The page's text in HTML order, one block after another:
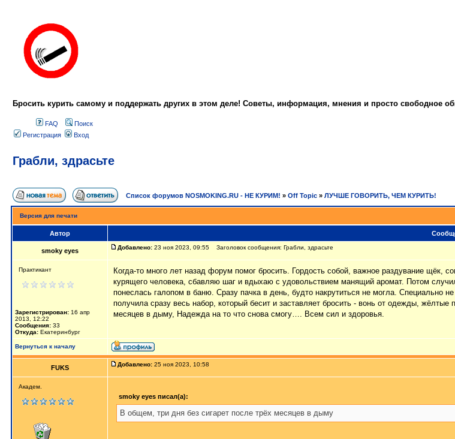
Бросить курить самому и поддержать других в этом деле! Советы, информация, мнения и просто свободное
FAQ
Поиск
Регистрация
Вход
Грабли, здрасьте
Список форумов NOSMOKING.RU - НЕ КУРИМ! » Off Topic » ЛУЧШЕ ГОВОРИТЬ, ЧЕМ КУРИТЬ!
Версия для печати
Автор
smoky eyes Добавлено: 23 ноя 2023, 09:55 Заголовок сообщения: Грабли, здрасьте
Практикант
Зарегистрирован: 16 апр
2013, 12:22
Сообщения: 33
Откуда: Екатеринбург
Когда-то много лет назад форум помог бросить. Гордость собой, важное раздувание
курящего человека, сбавляю шаг и вдыхаю с удовольствием манящий аромат. Потом
понеслась галопом в баню. Сразу пачка в день, будто накрутиться не могла. Специально
получила сразу весь набор, который бесит и заставляет бросить - вонь от одежды,
месяцев в дыму, Надежда на то что снова смогу…. Всем сил и здоровья.
Вернуться к началу
FUKS Добавлено: 25 ноя 2023, 10:58
Академ.
smoky eyes писал(а):
В общем, три дня без сигарет после трёх месяцев в дыму